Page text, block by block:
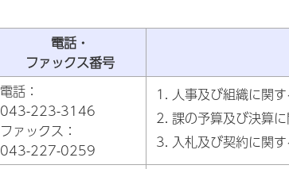
電話・
ファックス番号
電話：
043-223-3146
ファックス：
043-227-0259
人事及び組織に関
課の予算及び決算
入札及び契約に関